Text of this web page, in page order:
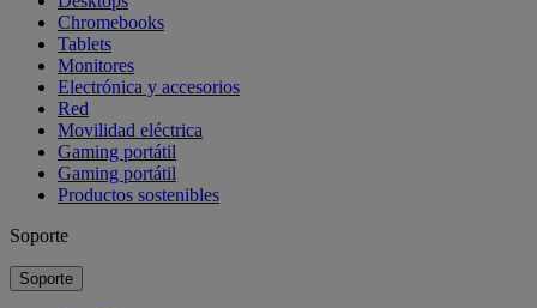
Chromebooks
Tablets
Monitores
Electrónica y accesorios
Red
Movilidad eléctrica
Gaming portátil
Gaming portátil
Productos sostenibles
Soporte
Soporte